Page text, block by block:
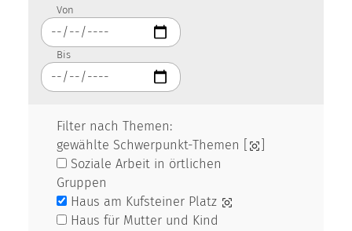
Von
Bis
Filter nach Themen:
gewählte Schwerpunkt-Themen [
Soziale Arbeit in örtlichen
Gruppen
Haus am Kufsteiner Platz
Haus für Mutter und Kind